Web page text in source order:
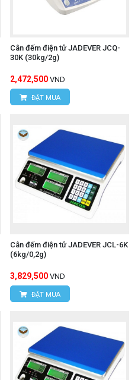
Cân đếm điện tử JADEVER JCQ-
30K (30kg/2g)
2,472,500 VND
ĐẶT MUA
Cân đếm điện tử JADEVER JCL-6K
(6kg/0,2g)
3,829,500 VND
ĐẶT MUA